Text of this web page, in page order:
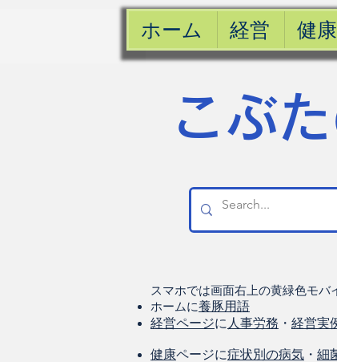
ホーム 経営 健康
こぶ
スマホでは画面右上の黄緑色モ
ホームに養豚用語
経営ページに 人事労務 ・ 経営実
健康ページに症状別の病気 ・ 細